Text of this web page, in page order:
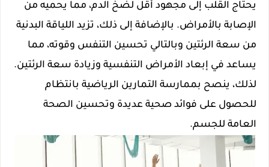
يحتاج القلب إلى مجهود أقل لضخ الدم، مما يحميه من
الإصابة بالأمراض. بالإضافة إلى ذلك، تزيد اللياقة البدنية
من سعة الرئتين وبالتالي تحسين التنفس وقوته، مما
يساعد في إبعاد الأمراض التنفسية وزيادة سعة الرئتين.
لذلك، ينصح بممارسة التمارين الرياضية بانتظام
للحصول على فوائد صحية عديدة وتحسين الصحة
العامة للجسم.